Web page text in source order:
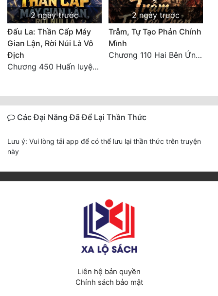
2 ngày trước
Đấu La: Thần Cấp Máy
Gian Lận, Rời Núi Là Vô
Địch
Chương 450 Huấn luyện thực chiến, Long Linh Cơ đối chiến bốn người Cổ Nguyệt và Vũ Lân!
2 ngày trước
Trẫm, Tự Tạo Phản Chính
Mình
Chương 110 Hai Bên Ứng Phó
Các Đại Năng Đã Để Lại Thần Thức
Lưu ý: Vui lòng tải app để có thể lưu lại thần thức trên truyện
này
Liên hệ bản quyền
Chính sách bảo mật